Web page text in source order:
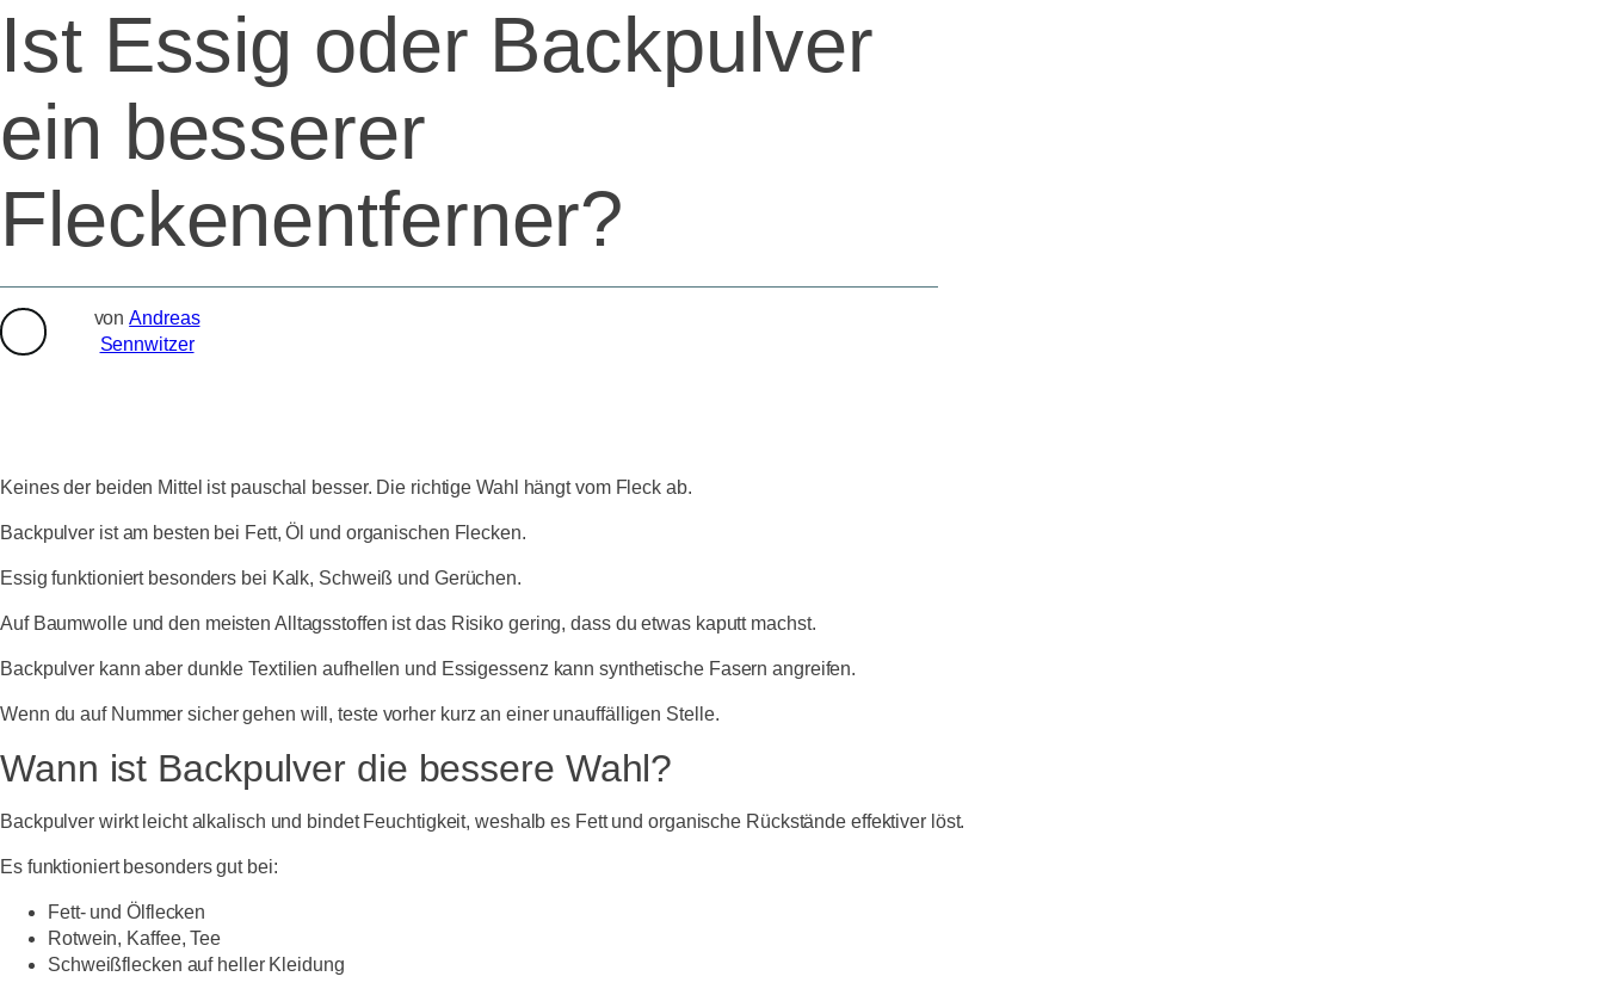
Ist Essig oder Backpulver
ein besserer
Fleckenentferner?
vonAndreas
Sennwitzer
Keines der beiden Mittel ist pauschal besser. Die richtige Wahl hängt vom Fleck ab.
Backpulver ist am besten bei Fett, Öl und organischen Flecken.
Essig funktioniert besonders bei Kalk, Schweiß und Gerüchen.
Auf Baumwolle und den meisten Alltagsstoffen ist das Risiko gering, dass du etwas kaputt machst.
Backpulver kann aber dunkle Textilien aufhellen und Essigessenz kann synthetische Fasern angreifen.
Wenn du auf Nummer sicher gehen will, teste vorher kurz an einer unauffälligen Stelle.
Wann ist Backpulver die bessere Wahl?
Backpulver wirkt leicht alkalisch und bindet Feuchtigkeit, weshalb es Fett und organische Rückstände effektiver löst.
Es funktioniert besonders gut bei:
Fett- und Ölflecken
Rotwein, Kaffee, Tee
Schweißflecken auf heller Kleidung